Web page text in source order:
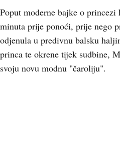
Poput moderne bajke o
minuta prije ponoći, prije nego
odjenula u predivnu balsku
princa te okrene tijek sudbine,
svoju novu modnu "čaroliju".